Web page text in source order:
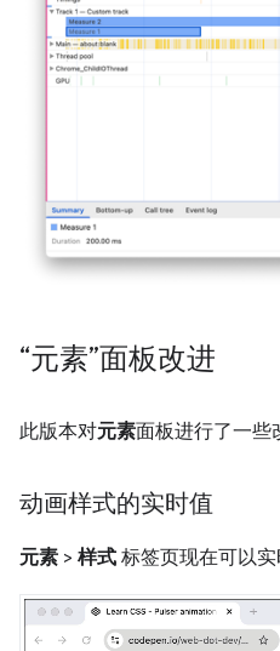
“元素”面板改进
此版本对元素面板进行了一些
动画样式的实时值
元素 > 样式 标签页现在可以实